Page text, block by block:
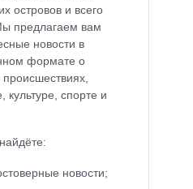
островов и всего
предлагаем вам
новости в
формате о
культуре, спорте и
новости;